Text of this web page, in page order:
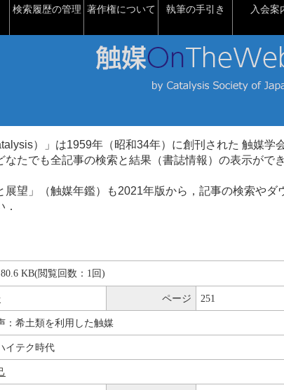
検索履歴の管理 著作権について 執筆の手引き 入会案
）」は1959年（昭和34年）に創刊された 触媒学
なたでも全記事の検索と結果（書誌情報）の表示がで
展望」（触媒年鑑）も2021年版から，記事の検索やダ
80.6 KB(閲覧回数：1回)
ページ 251
：希土類を利用した触媒
イテク時代